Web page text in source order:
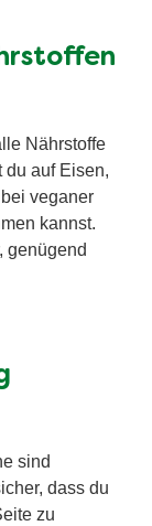
Nährstoffe
du auf Eisen,
veganer
kannst.
genügend
sind
dass du
zu